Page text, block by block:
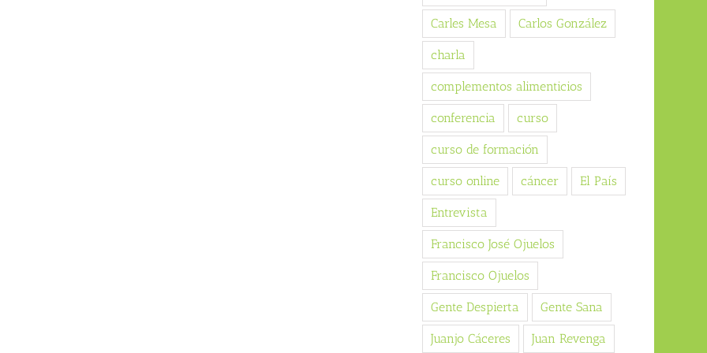
Carles Mesa Carlos González
charla
complementos alimenticios
conferencia curso
curso de formación
curso online cáncer El País
Entrevista
Francisco José Ojuelos
Francisco Ojuelos
Gente Despierta Gente Sana
Juanjo Cáceres Juan Revenga